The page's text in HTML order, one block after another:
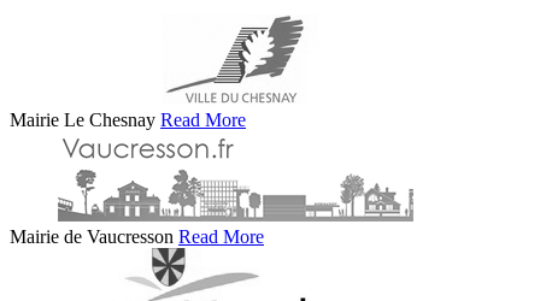
Mairie Le Chesnay Read More
Mairie de Vaucresson Read More